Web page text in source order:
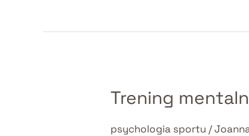
Trening
psychologia sportu /
Trening
mentalny
sportowca